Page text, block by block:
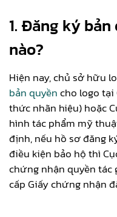
1. Đăng ký
nào?
Hiện nay, chủ sở hữu
bản quyềncho logo
thức nhãn hiệu) hoặc
hình tác phẩm mỹ
định, nếu hồ sơ đăng
điều kiện bảo hộ thì
chứng nhận quyền tác
cấp Giấy chứng nhận